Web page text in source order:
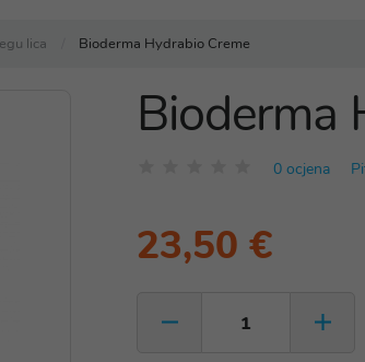
lica Bioderma Hydrabio Creme
Bioderma
0 ocjena
23,50 €